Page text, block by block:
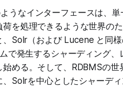
うなインターフェースは、
荷を処理できるような世界の
、Solr（および Lucene と同
で発生するシャーディング
める。そして、RDBMSの
Solrを中心としたシャーデ